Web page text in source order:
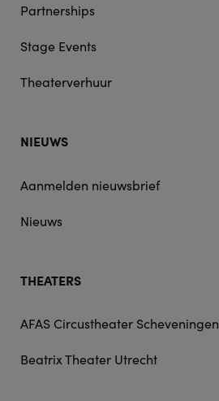
Partnerships
Stage Events
Theaterverhuur
NIEUWS
Aanmelden nieuwsbrief
Nieuws
THEATERS
AFAS Circustheater Scheveningen
Beatrix Theater Utrecht